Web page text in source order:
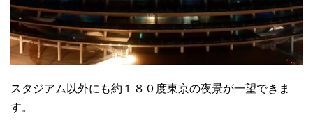
スタジアム以外にも約１８０度東京の夜景が一望できま
す。